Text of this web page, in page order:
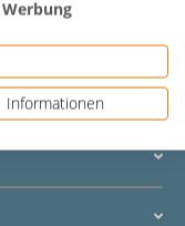
Werbung
Informationen